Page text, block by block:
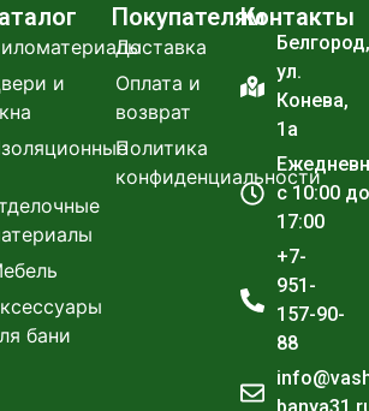
и
бани
Покупателям
Доставка
Оплата и
возврат
Политика
конфиденциальности
Контакты
Белгород,
ул.
Конева,
1а
с 10:00 до
17:00
+7-
951-
157-90-
88